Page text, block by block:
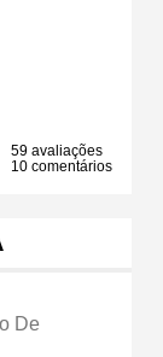
59 avaliações
10 comentários
De